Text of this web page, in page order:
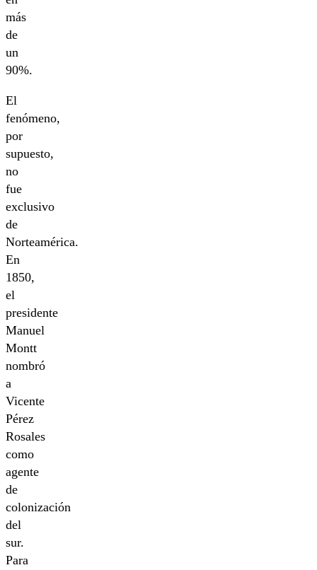
más
de
un
90%.
El
fenómeno,
por
supuesto,
no
fue
exclusivo
de
Norteamérica.
En
1850,
el
presidente
Manuel
Montt
nombró
a
Vicente
Pérez
Rosales
como
agente
de
colonización
del
sur.
Para